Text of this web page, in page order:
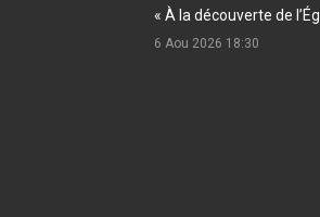
« À la découverte de
6 Aou 2026 18:30